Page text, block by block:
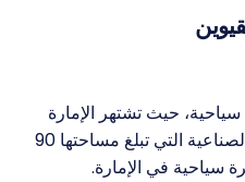
حيث تشتهر الإمارة
بجزرها المتنوعة، مثل الجزيرة الصناعية التي تبلغ مساحتها 90
سياحية في الإمارة.